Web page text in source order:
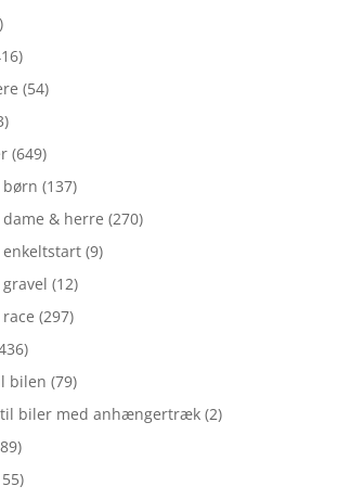
(54)
(649)
børn (137)
& herre (270)
(9)
(12)
(297)
bilen (79)
til biler med anhængertræk (2)